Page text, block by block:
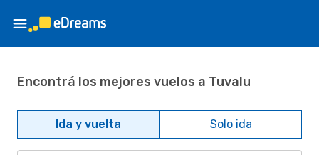
Encontrá los mejores vuelos a Tuvalu
Ida y vuelta Solo ida